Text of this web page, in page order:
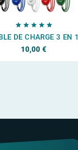
    
DE CHARGE 3 EN 1
10,00 €